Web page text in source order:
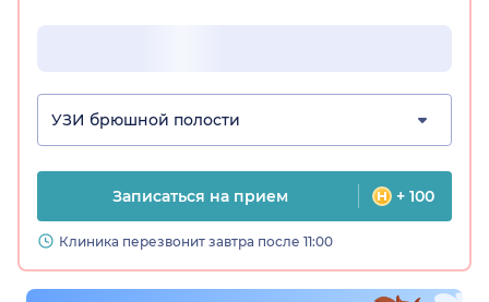
УЗИ брюшной полости
Записаться на прием + 100
Клиника перезвонит завтра после 11:00